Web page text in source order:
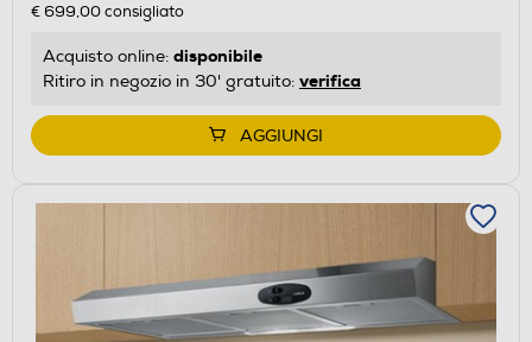
€ 699,00consigliato
Acquisto online: disponibile
Ritiro in negozio in 30' gratuito: verifica
AGGIUNGI